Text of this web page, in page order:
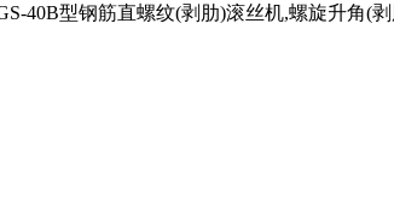
40B型钢筋直螺纹(剥肋)滚丝机,螺旋升角(